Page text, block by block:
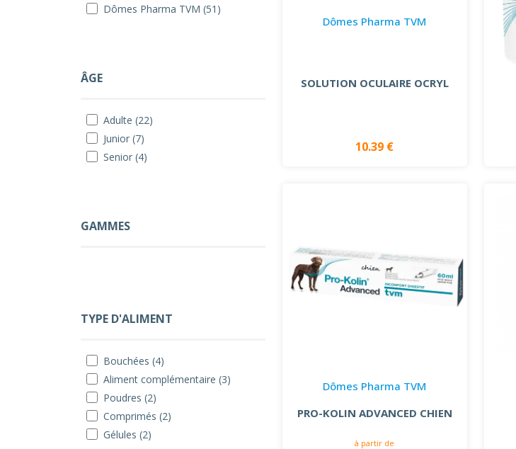
Dômes Pharma TVM (51)
ÂGE
Adulte (22)
Junior (7)
Senior (4)
GAMMES
TYPE D'ALIMENT
Bouchées (4)
Aliment complémentaire (3)
Poudres (2)
Comprimés (2)
Gélules (2)
Dômes Pharma TVM
SOLUTION OCULAIRE OCRYL
10.39 €
Dômes Pharma TVM
PRO-KOLIN ADVANCED CHIEN
à partir de